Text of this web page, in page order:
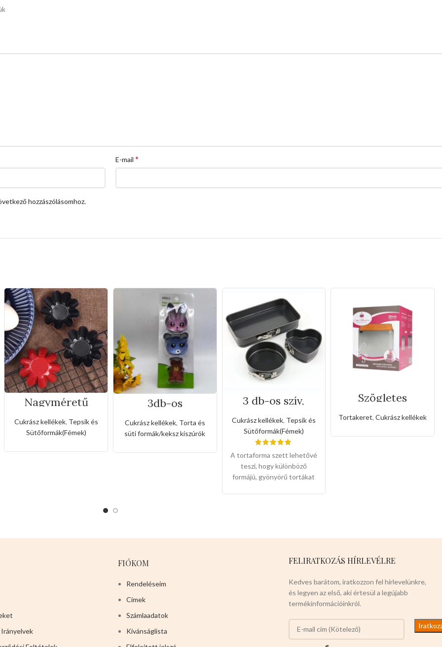
E-mail *
hozzászólásomhoz.
Nagyméretű
rozsda- és
tapadásmentes
muffin forma
Cukrász kellékek, Tepsik és
Sütőformák(Fémek)
3db-os
kiszúró készlet
nyuszi és maci
alakkal
Cukrász kellékek, Torta és
süti formák/keksz kiszúrók
3 db-os szív,
kerek, téglalap
alakú tepsikészlet
(Csatzárral )
Cukrász kellékek, Tepsik és
Sütőformák(Fémek)
A tortaforma szett lehetővé
teszi, hogy különböző
formájú, gyönyörű tortákat
süteményt a formából,
kényelmesen
tisztítható.Széles körben
alkalmazható,alkalmas
mindenféle sütemény
Színei:
piros,zöld,lila,szürke,fekete,rózsaszín
Szögletes
rozsdamentes
állítható
sütőkeret-20cm
Tortakeret,Cukrász kellékek
FIÓKOM
Rendeléseim
Címek
Számlaadatok
Kívánságlista
FELIRATKOZÁS HÍRLEVÉLRE
Kedves barátom, iratkozzon fel hírlevelünkre,
és legyen az első, aki értesül a legújabb
termékinformációinkról.